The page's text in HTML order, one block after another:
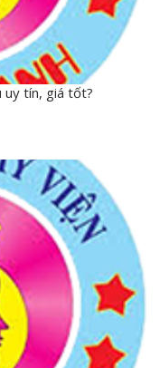
tín, giá tốt?